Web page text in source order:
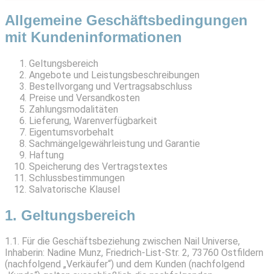
Allgemeine Geschäftsbedingungen
mit Kundeninformationen
Geltungsbereich
Angebote und Leistungsbeschreibungen
Bestellvorgang und Vertragsabschluss
Preise und Versandkosten
Zahlungsmodalitäten
Lieferung, Warenverfügbarkeit
Eigentumsvorbehalt
Sachmängelgewährleistung und Garantie
Haftung
Speicherung des Vertragstextes
Schlussbestimmungen
Salvatorische Klausel
1. Geltungsbereich
1.1. Für die Geschäftsbeziehung zwischen Nail Universe,
Inhaberin: Nadine Munz, Friedrich-List-Str. 2, 73760 Ostfildern
(nachfolgend „Verkäufer“) und dem Kunden (nachfolgend